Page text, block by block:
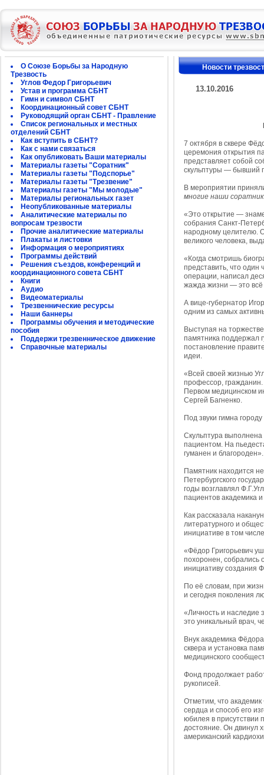
О Союзе Борьбы за Народную
Трезвость
Углов Федор Григорьевич
Устав и программа СБНТ
Гимн и символ СБНТ
Координационный совет СБНТ
Руководящий орган СБНТ - Правление
Список региональных и местных
отделений СБНТ
Как вступить в СБНТ?
Как с нами связаться
Как опубликовать Ваши материалы
Материалы газеты "Соратник"
Материалы газеты "Подспорье"
Материалы газеты "Трезвение"
Материалы газеты "Мы молодые"
Материалы региональных газет
Неопубликованные материалы
Аналитические материалы по
вопросам трезвости
Прочие аналитические материалы
Плакаты и листовки
Информация о мероприятиях
Программы действий
Решения съездов, конференций и
координационного совета СБНТ
Книги
Аудио
Видеоматериалы
Трезвеннические ресурсы
Наши баннеры
Программы обучения и методические
пособия
Поддержи трезвенническое движение
Справочные материалы
Новости
13.10.2016
7 октября в сквере
церемония открытия
представляет собой
скульптуры — бывший
В мероприятии
многие наши
«Это открытие —
собрания Санкт-
народному целителю.
великого человека,
«Когда смотришь
представить, что один
операции, написал
жажда жизни — это всё
А вице-губернатор
одним из самых
Выступая на
памятника поддержал
постановление
идеи.
«Всей своей жизнью
профессор,
Первом медицинском
Сергей Багненко.
Под звуки гимна
Скульптура
пациентом. На
гуманен и благороден».
Памятник находится
Петербургского
годы возглавлял
пациентов академика
Как рассказала
литературного и
инициативе в том
«Фёдор Григорьевич
похоронен, собрались
инициативу создания
По её словам, при
и сегодня поколения
«Личность и наследие
это уникальный врач,
Внук академика
сквера и установка
медицинского
Фонд продолжает
рукописей.
Отметим, что академик
сердца и способ его
юбилея в присутствии
достояние. Он двинул
американский